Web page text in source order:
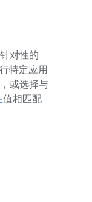
对性的
特定应用
或选择与
值相匹配